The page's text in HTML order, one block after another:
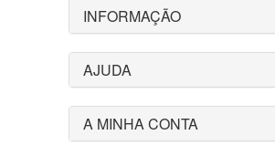
INFORMAÇÃO
AJUDA
A MINHA CONTA